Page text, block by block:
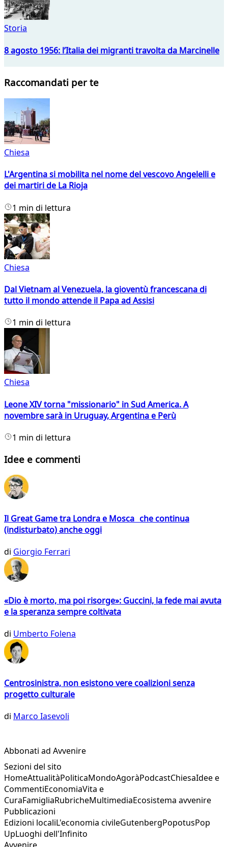
Storia
8 agosto 1956: l’Italia dei migranti travolta da Marcinelle
Raccomandati per te
Chiesa
L'Argentina si mobilita nel nome del vescovo Angelelli e
dei martiri de La Rioja
1 min di lettura
Chiesa
Dal Vietnam al Venezuela, la gioventù francescana di
tutto il mondo attende il Papa ad Assisi
1 min di lettura
Chiesa
Leone XIV torna "missionario" in Sud America. A
novembre sarà in Uruguay, Argentina e Perù
1 min di lettura
Idee e commenti
Il Great Game tra Londra e Mosca che continua
(indisturbato) anche oggi
di Giorgio Ferrari
«Dio è morto, ma poi risorge»: Guccini, la fede mai avuta
e la speranza sempre coltivata
di Umberto Folena
Centrosinistra, non esistono vere coalizioni senza
progetto culturale
di Marco Iasevoli
Abbonati ad Avvenire
Sezioni del sito
HomeAttualitàPoliticaMondoAgoràPodcastChiesaIdee e
CommentiEconomiaVita e
CuraFamigliaRubricheMultimediaEcosistema avvenire
Pubblicazioni
Edizioni localiL'economia civileGutenbergPopotusPop
UpLuoghi dell'Infinito